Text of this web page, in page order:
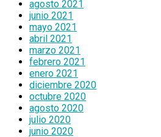
agosto 2021
junio 2021
mayo 2021
abril 2021
marzo 2021
febrero 2021
enero 2021
diciembre 2020
octubre 2020
agosto 2020
julio 2020
junio 2020